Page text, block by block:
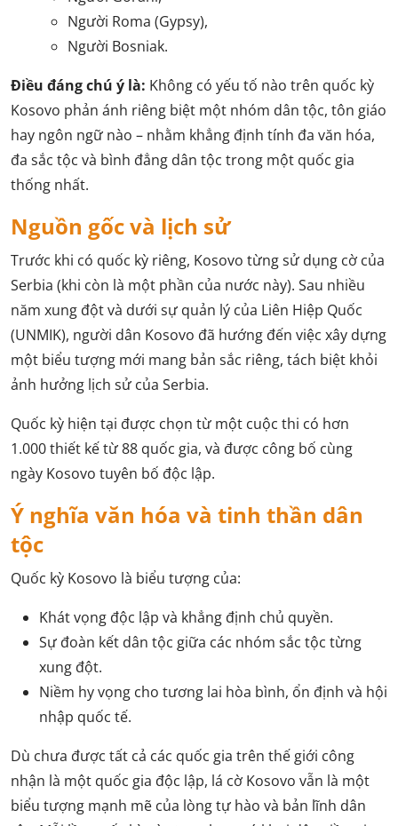
Người Roma (Gypsy),
Người Bosniak.
Điều đáng chú ý là: Không có yếu tố nào trên quốc kỳ
Kosovo phản ánh riêng biệt một nhóm dân tộc, tôn giáo
hay ngôn ngữ nào – nhằm khẳng định tính đa văn hóa,
đa sắc tộc và bình đẳng dân tộc trong một quốc gia
thống nhất.
Nguồn gốc và lịch sử
Trước khi có quốc kỳ riêng, Kosovo từng sử dụng cờ của
Serbia (khi còn là một phần của nước này). Sau nhiều
năm xung đột và dưới sự quản lý của Liên Hiệp Quốc
(UNMIK), người dân Kosovo đã hướng đến việc xây dựng
một biểu tượng mới mang bản sắc riêng, tách biệt khỏi
ảnh hưởng lịch sử của Serbia.
Quốc kỳ hiện tại được chọn từ một cuộc thi có hơn
1.000 thiết kế từ 88 quốc gia, và được công bố cùng
ngày Kosovo tuyên bố độc lập.
Ý nghĩa văn hóa và tinh thần dân
tộc
Quốc kỳ Kosovo là biểu tượng của:
Khát vọng độc lập và khẳng định chủ quyền.
Sự đoàn kết dân tộc giữa các nhóm sắc tộc từng
xung đột.
Niềm hy vọng cho tương lai hòa bình, ổn định và hội
nhập quốc tế.
Dù chưa được tất cả các quốc gia trên thế giới công
nhận là một quốc gia độc lập, lá cờ Kosovo vẫn là một
biểu tượng mạnh mẽ của lòng tự hào và bản lĩnh dân